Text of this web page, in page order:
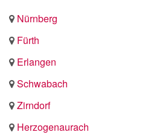
Nürnberg
Fürth
Erlangen
Schwabach
Zirndorf
Herzogenaurach